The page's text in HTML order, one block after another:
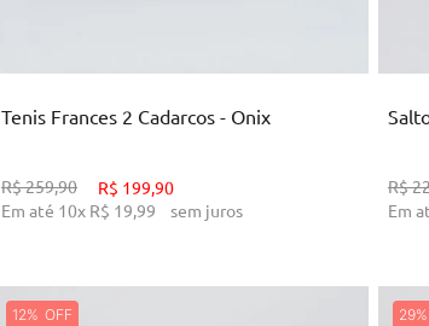
Tenis Frances 2 Cadarcos - Onix
R$259,90 R$ 199,90
Em até 10x R$ 19,99 sem juros
R$
Em
12% 29%